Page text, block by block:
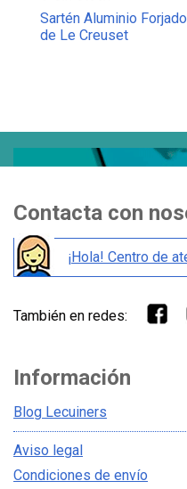
Sartén Aluminio Forjado
de Le Creuset
Contacta con
¡Hola! Centro de
También en redes:
Información
Blog Lecuiners
Aviso legal
Condiciones de envío